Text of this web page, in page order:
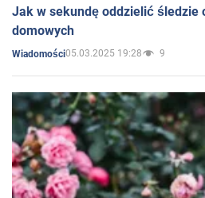
Jak w sekundę oddzielić śledzie
domowych
Wiadomości05.03.2025 19:28 9